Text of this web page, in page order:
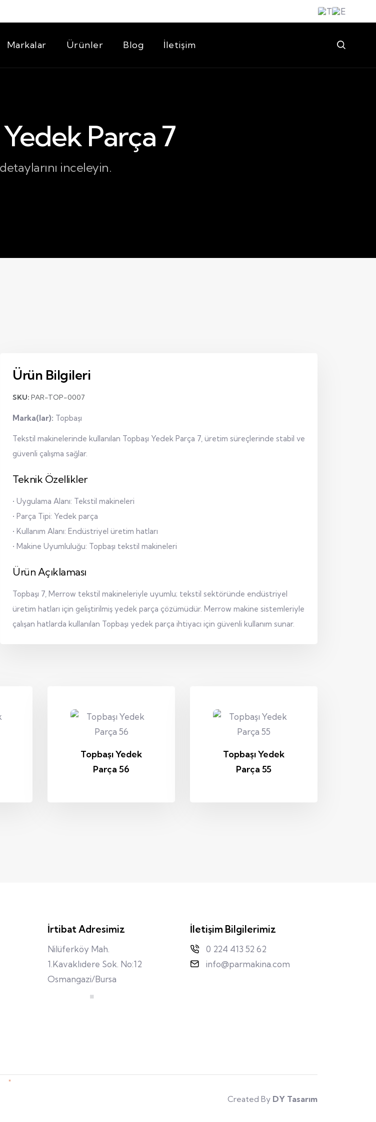
Markalar Ürünler Blog İletişim
Yedek Parça 7
inceleyin.
Ürün Bilgileri
SKU: PAR-TOP-0007
Marka(lar): Topbaşı
Tekstil makinelerinde kullanılan Topbaşı Yedek Parça 7, üretim süreçlerinde stabil ve
güvenli çalışma sağlar.
Teknik Özellikler
• Uygulama Alanı: Tekstil makineleri
• Parça Tipi: Yedek parça
• Kullanım Alanı: Endüstriyel üretim hatları
• Makine Uyumluluğu: Topbaşı tekstil makineleri
Ürün Açıklaması
Topbaşı 7, Merrow tekstil makineleriyle uyumlu; tekstil sektöründe endüstriyel
üretim hatları için geliştirilmiş yedek parça çözümüdür. Merrow makine sistemleriyle
çalışan hatlarda kullanılan Topbaşı yedek parça ihtiyacı için güvenli kullanım sunar.
Topbaşı Yedek
Parça 56
Topbaşı Yedek
Parça 55
İrtibat Adresimiz
Nilüferköy Mah.
1.Kavaklıdere Sok. No:12
Osmangazi/Bursa
İletişim Bilgilerimiz
0 224 413 52 62
info@parmakina.com
Created By DY Tasarım